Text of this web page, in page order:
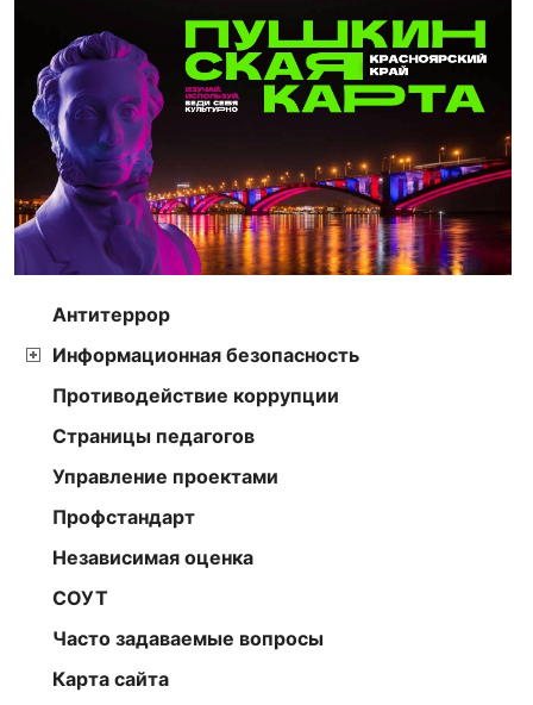
Антитеррор
Информационная безопасность
Противодействие коррупции
Страницы педагогов
Управление проектами
Профстандарт
Независимая оценка
СОУТ
Часто задаваемые вопросы
Карта сайта